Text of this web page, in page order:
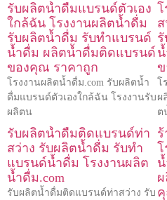
รับผลิตน้ำดื่มแบรนด์ตัวเอง
ใกล้ฉัน โรงงานผลิตน้ำดื่ม
รับผลิตน้ำดื่ม รับทำแบรนด์
น้ำดื่ม ผลิตน้ำดื่มติดแบรนด์
ของคุณ ราคาถูก
โรงงานผลิตน้ำดื่ม.com รับผลิตน้ำ
ดื่มแบรนด์ตัวเองใกล้ฉัน โรงงานรับ
ผลิตน
โ
โ
ผ
ต
รับผลิตน้ำดื่มติดแบรนด์ท่า
สว่าง รับผลิตน้ำดื่ม รับทำ
แบรนด์น้ำดื่ม โรงงานผลิต
น้ำดื่ม.com
รับผลิตน้ำดื่มติดแบรนด์ท่าสว่าง รับ